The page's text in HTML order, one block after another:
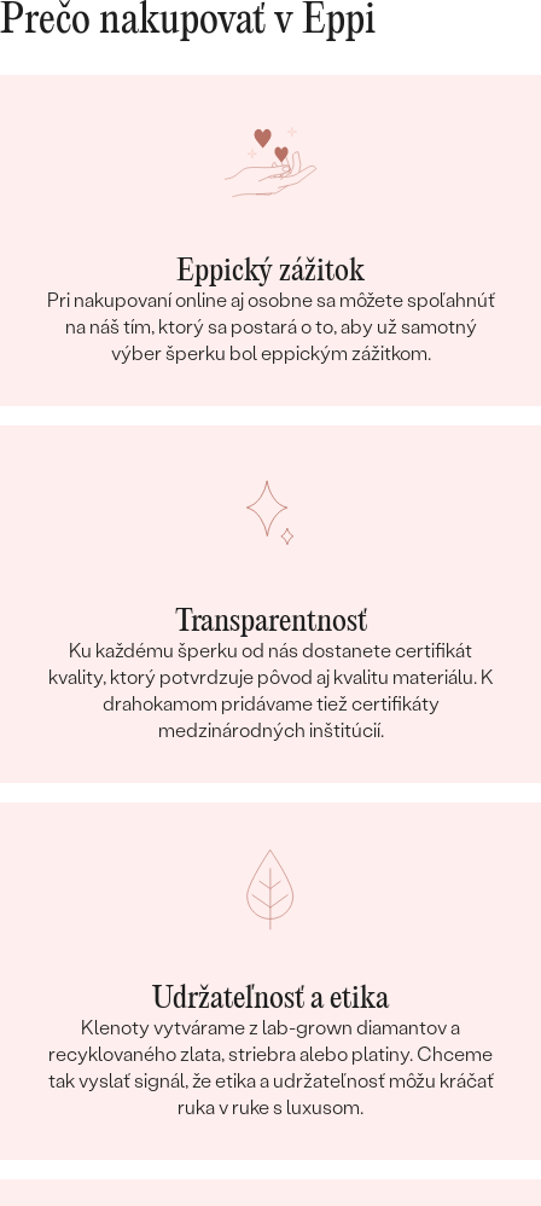
Prečo nakupovať v Eppi
Eppický zážitok
Pri nakupovaní online aj osobne sa môžete spoľahnúť
na náš tím, ktorý sa postará o to, aby už samotný
výber šperku bol eppickým zážitkom.
Transparentnosť
Ku každému šperku od nás dostanete certifikát
kvality, ktorý potvrdzuje pôvod aj kvalitu materiálu. K
drahokamom pridávame tiež certifikáty
medzinárodných inštitúcií.
Udržateľnosť a etika
Klenoty vytvárame z lab-grown diamantov a
recyklovaného zlata, striebra alebo platiny. Chceme
tak vyslať signál, že etika a udržateľnosť môžu kráčať
ruka v ruke s luxusom.